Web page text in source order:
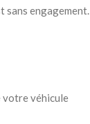
sans engagement.
votre véhicule